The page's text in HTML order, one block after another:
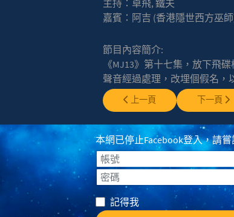
主持：卓飛, 鐵夫
嘉賓：阿吉 (香港隱世西方巫
節目內容簡介:
《MJ13》第十七集，放下飛
聲音經過處理，改埋個假名，
上一篇文章: EP0016 - 保加利
上一頁 下一篇文
下一頁
本網已停止Facebook登入，請
帳號
密碼
記得我